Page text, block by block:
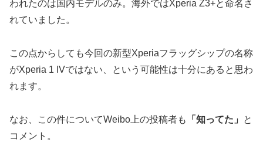
われたのは国内モデルのみ。海外ではXperia Z3+と命名さ
れていました。
この点からしても今回の新型Xperiaフラッグシップの名称
がXperia 1 IVではない、という可能性は十分にあると思わ
れます。
なお、この件についてWeibo上の投稿者も 「知ってた」
と
コメント。